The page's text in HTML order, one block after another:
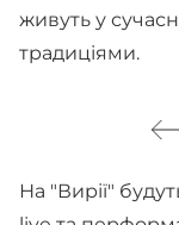
живуть у
традиціями.
На "Вирії"